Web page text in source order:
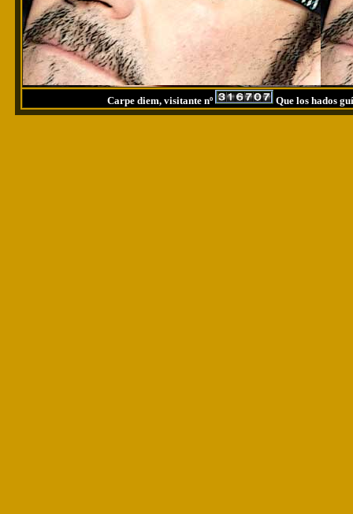
Carpe diem, visitante nº Que los hados